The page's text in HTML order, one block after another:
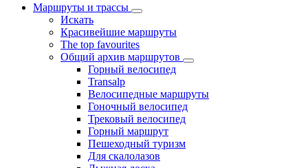
Маршруты и трассы
Искать
Красивейшие маршруты
The top favourites
Общий архив маршрутов
Горный велосипед
Transalp
Велосипедные маршруты
Гоночный велосипед
Трековый велосипед
Горный маршрут
Пешеходный туризм
Для скалолазов